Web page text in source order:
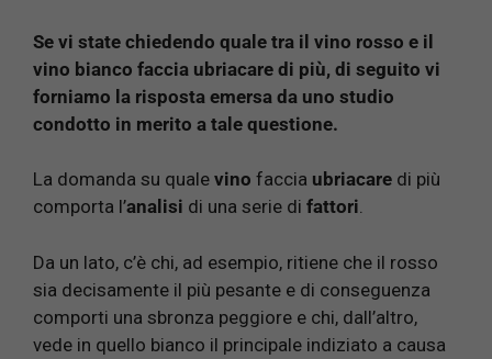
Se vi state chiedendo quale tra il vino rosso e il
vino bianco faccia ubriacare di più, di seguito vi
forniamo la risposta emersa da uno studio
condotto in merito a tale questione.
La domanda su quale vino faccia ubriacare di più
comporta l’analisi di una serie di fattori.
Da un lato, c’è chi, ad esempio, ritiene che il rosso
sia decisamente il più pesante e di conseguenza
comporti una sbronza peggiore e chi, dall’altro,
vede in quello bianco il principale indiziato a causa